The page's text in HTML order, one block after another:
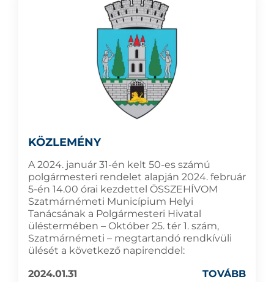
KÖZLEMÉNY
A 2024. január 31-én kelt 50-es számú
polgármesteri rendelet alapján 2024. február
5-én 14.00 órai kezdettel ÖSSZEHÍVOM
Szatmárnémeti Municípium Helyi
Tanácsának a Polgármesteri Hivatal
üléstermében – Október 25. tér 1. szám,
Szatmárnémeti – megtartandó rendkívüli
ülését a következő napirenddel:
2024.01.31
TOVÁBB